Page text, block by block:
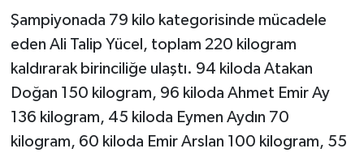
Şampiyonada 79 kilo kategorisinde mücadele
eden Ali Talip Yücel, toplam 220 kilogram
kaldırarak birinciliğe ulaştı. 94 kiloda Atakan
Doğan 150 kilogram, 96 kiloda Ahmet Emir Ay
136 kilogram, 45 kiloda Eymen Aydın 70
kilogram, 60 kiloda Emir Arslan 100 kilogram, 55
Seri İlan
Siyaset
Spor